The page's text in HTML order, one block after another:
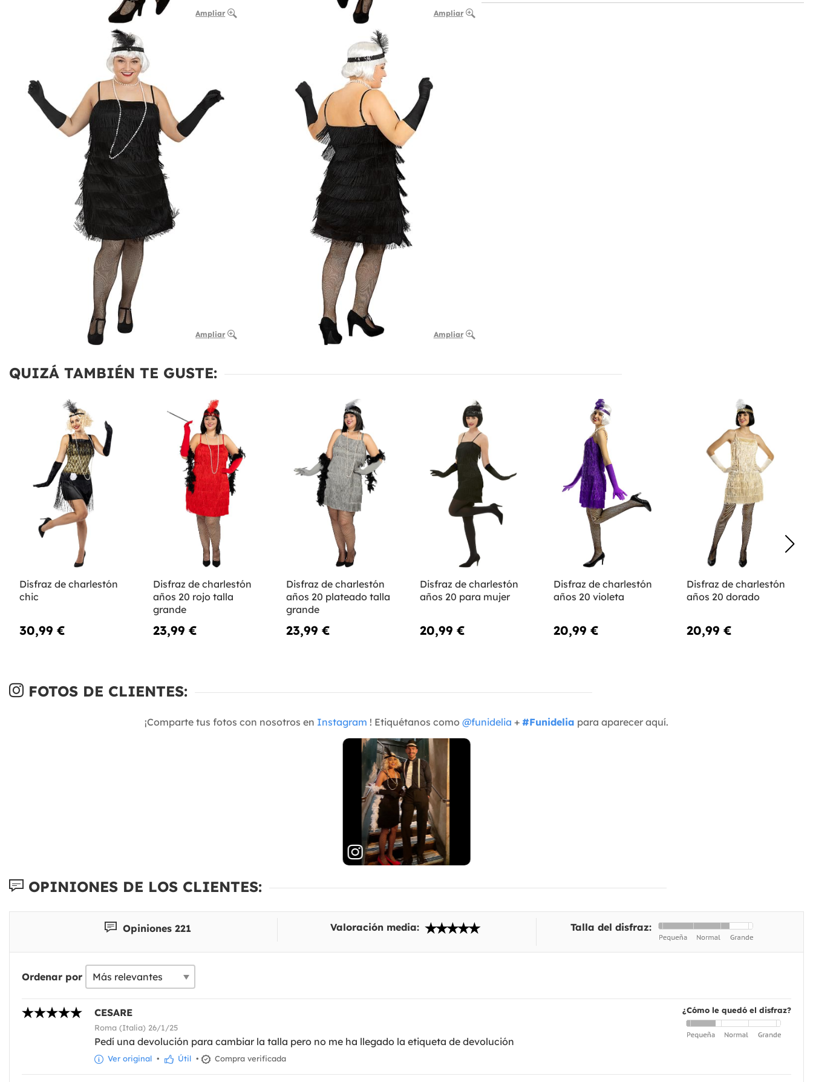
Ampliar Ampliar
Ampliar Ampliar
QUIZÁ TAMBIÉN TE GUSTE:
Disfraz de charlestón
chic
30,99 €
Disfraz de charlestón
años 20 rojo talla
grande
23,99 €
Disfraz de charlestón
años 20 plateado talla
grande
23,99 €
Disfraz de charlestón
años 20 para mujer
20,99 €
Disfraz de charlestón
años 20 violeta
20,99 €
Disfraz de charlestón
años 20 dorado
20,99 €
FOTOS DE CLIENTES:
¡Comparte tus fotos con nosotros en Instagram ! Etiquétanos como @funidelia + #Funidelia para aparecer aquí.
OPINIONES DE LOS CLIENTES:
Opiniones 221 Valoración media: Talla del disfraz:
Ordenar por
¿Cómo le quedó el disfraz?
CESARE
Roma (Italia) 26/1/25
Pedí una devolución para cambiar la talla pero no me ha llegado la etiqueta de devolución
Ver original • Útil • Compra verificada